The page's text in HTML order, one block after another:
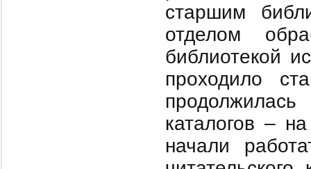
старшим
отделом
библиотекой
проходило
каталогов –
начали